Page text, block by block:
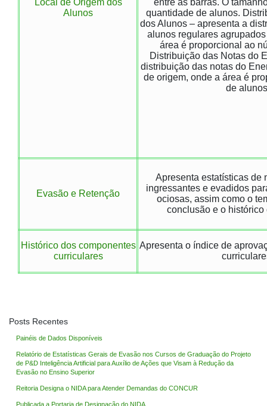
Alunos
quantidade de alunos.
dos Alunos – apresenta a
alunos regulares
área é proporcional ao
Distribuição das Notas do
distribuição das notas do
de origem, onde a área é
de
Evasão e Retenção
Apresenta estatísticas de
ingressantes e evadidos
ociosas, assim como o
conclusão e o histórico
Histórico dos componentes
curriculares
Apresenta o índice de
Posts Recentes
Painéis de Dados Disponíveis
Relatório de Estatísticas Gerais de Evasão nos Cursos de Graduação do Projeto
de P&D Inteligência Artificial para Auxílio de Ações que Visam à Redução da
Evasão no Ensino Superior
Reitoria Designa o NIDA para Atender Demandas do CONCUR
Publicada a Portaria de Designação do NIDA